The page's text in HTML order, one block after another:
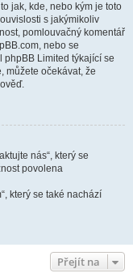
jak, kde, nebo kým je toto
s jakýmikoliv
pomlouvačný komentář
nebo se
phpBB Limited týkající se
můžete očekávat, že
nás“, který se
povolena
který se také nachází
Přejít na